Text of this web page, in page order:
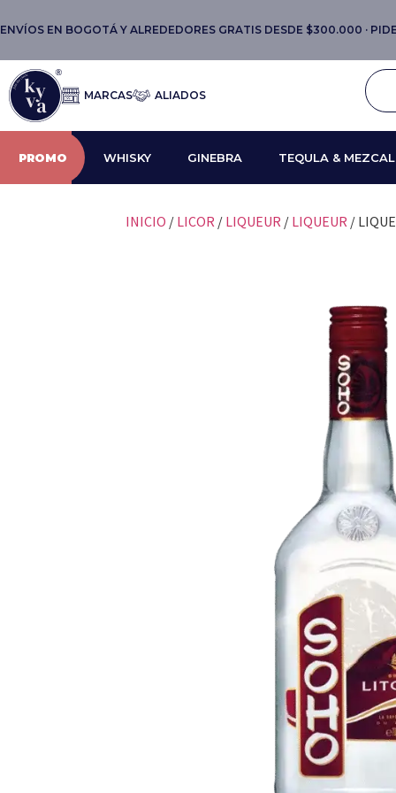
ENVÍOS EN BOGOTÁ Y ALREDEDORES GRATIS DESDE $300.000 ·
MARCAS ALIADOS
PROMO WHISKY GINEBRA TEQULA & MEZCAL
INICIO / LICOR / LIQUEUR / LIQUEUR /